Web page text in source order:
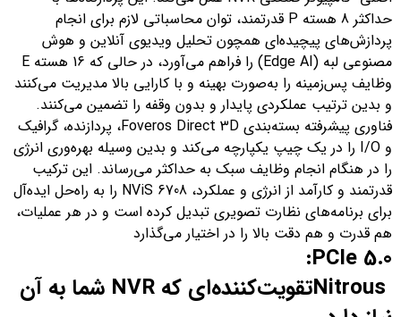
حداکثر 8 هسته P قدرتمند، توان محاسباتی لازم برای انجام
پردازش‌های پیچیده‌ای همچون تحلیل ویدیوی آنلاین و هوش
مصنوعی لبه (Edge AI) را فراهم می‌آورد، در حالی که 16 هسته E
وظایف پس‌زمینه را به‌صورت بهینه و با کارایی بالا مدیریت می‌کنند
و بدین ترتیب عملکردی پایدار و بدون وقفه را تضمین می‌کنند.
فناوری پیشرفته بسته‌بندی Foveros Direct 3D، پردازنده، گرافیک
و I/O را در یک چیپ یکپارچه می‌کند و بدین وسیله بهره‌وری انرژی
را در هنگام انجام وظایف سبک به حداکثر می‌رساند. این ترکیب
قدرتمند و کارآمد از انرژی و عملکرد، NViS 6708 را به راه‌حل ایده‌آل
برای برنامه‌های نظارت تصویری تبدیل کرده است و در هر عملیات،
هم قدرت و هم دقت بالا را در اختیار می‌گذارد
PCIe 5.0:
Nitrousتقویت‌کننده‌ای که
شما به آن